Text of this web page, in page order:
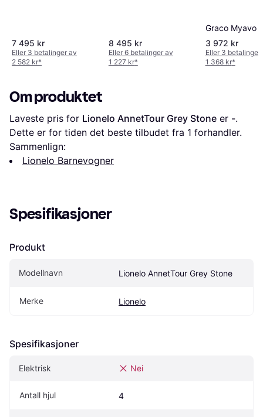
7 495 kr
Eller 3 betalinger av
2 582 kr*
8 495 kr
Eller 6 betalinger av
1 227 kr*
Graco Myavo
3 972 kr
Eller 3 betalinger
1 368 kr*
Om produktet
Laveste pris for Lionelo AnnetTour Grey Stone er -.
Dette er for tiden det beste tilbudet fra 1 forhandler.
Sammenlign:
Lionelo Barnevogner
Spesifikasjoner
Produkt
Modellnavn Lionelo AnnetTour Grey Stone
Merke Lionelo
Spesifikasjoner
Elektrisk Nei
Antall hjul 4